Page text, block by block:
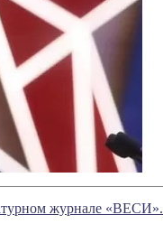
журнале «ВЕСИ».